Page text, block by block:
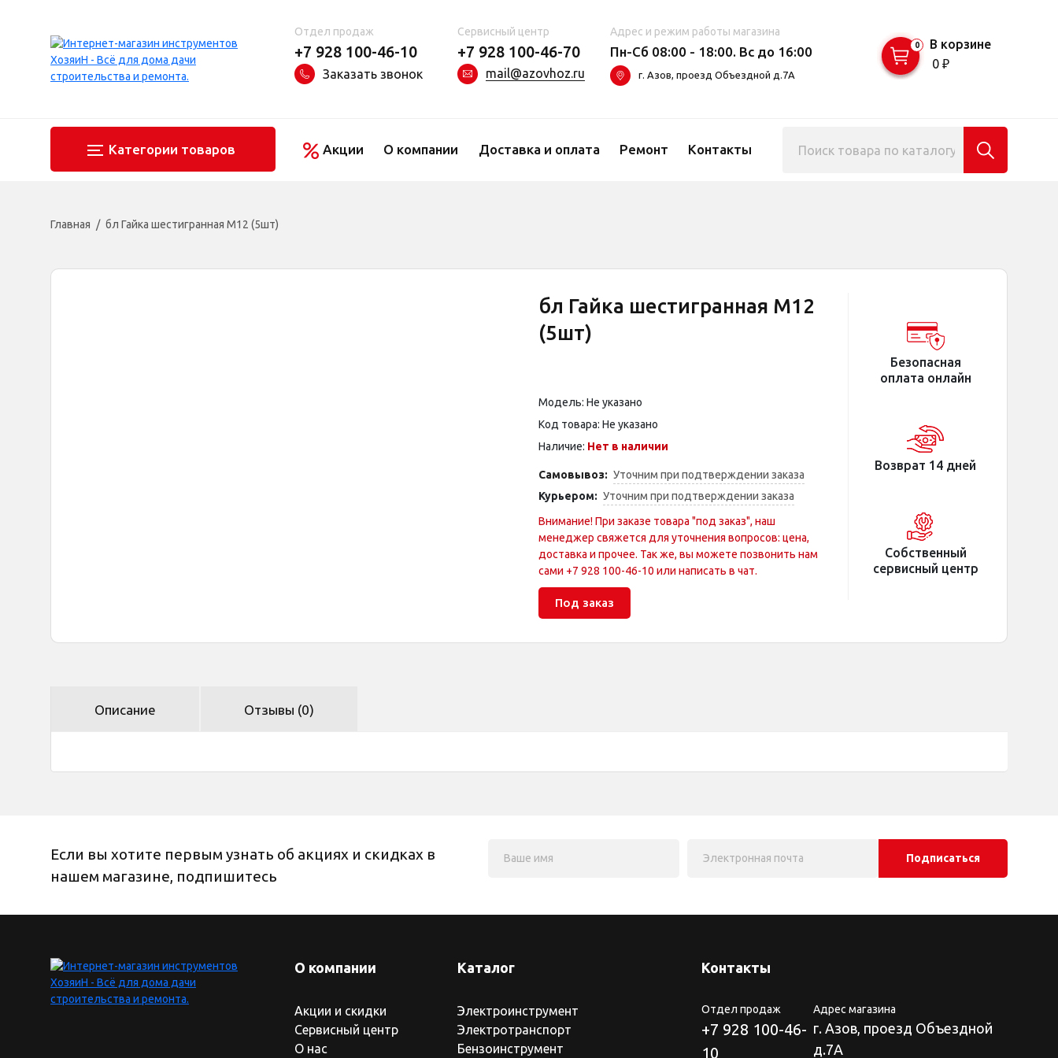
Отдел продаж
+7 928 100-46-10
Заказать звонок
Сервисный центр
+7 928 100-46-70
mail@azovhoz.ru
Адрес и режим работы магазина
Пн-Сб 08:00 - 18:00. Вс до 16:00
г. Азов, проезд Объездной д.7А
В корзине
0
0 ₽
Категории товаров Акции О компании Доставка и оплата Ремонт Контакты
Главная бл Гайка шестигранная М12 (5шт)
бл Гайка шестигранная М12
(5шт)
Модель: Не указано
Код товара: Не указано
Наличие: Нет в наличии
Самовывоз: Уточним при подтверждении заказа
Курьером: Уточним при подтверждении заказа
Внимание! При заказе товара "под заказ", наш
менеджер свяжется для уточнения вопросов: цена,
доставка и прочее. Так же, вы можете позвонить нам
сами +7 928 100-46-10 или написать в чат.
Под заказ
Безопасная
оплата онлайн
Возврат 14 дней
Собственный
сервисный центр
Описание Отзывы (0)
Если вы хотите первым узнать об акциях и скидках в
нашем магазине, подпишитесь
Подписаться
О компании
Акции и скидки
Сервисный центр
О нас
Каталог
Электроинструмент
Электротранспорт
Бензоинструмент
Контакты
Отдел продаж
+7 928 100-46-
10
Адрес магазина
г. Азов, проезд Объездной
д.7А